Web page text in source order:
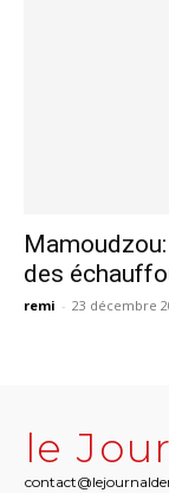
des
remi - 23 décembre
le